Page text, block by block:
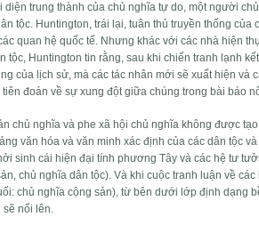
trung thành của chủ nghĩa tự do, một người
tộc. Huntington, trái lại, tuân thủ truyền thống
quan hệ quốc tế. Nhưng khác với các nhà hiện
tộc, Huntington tin rằng, sau khi chiến tranh lạnh
của lịch sử, mà các tác nhân mới sẽ xuất hiện và
tiên đoán về sự xung đột giữa chúng trong bài báo
chủ nghĩa và phe xã hội chủ nghĩa không được
văn hóa và văn minh xác định của các dân tộc
sinh cái hiện đại tính phương Tây và các hệ tư
chủ nghĩa dân tộc). Và khi cuộc tranh luận về
chủ nghĩa cộng sản), từ bên dưới lớp định dạng
sẽ nổi lên.